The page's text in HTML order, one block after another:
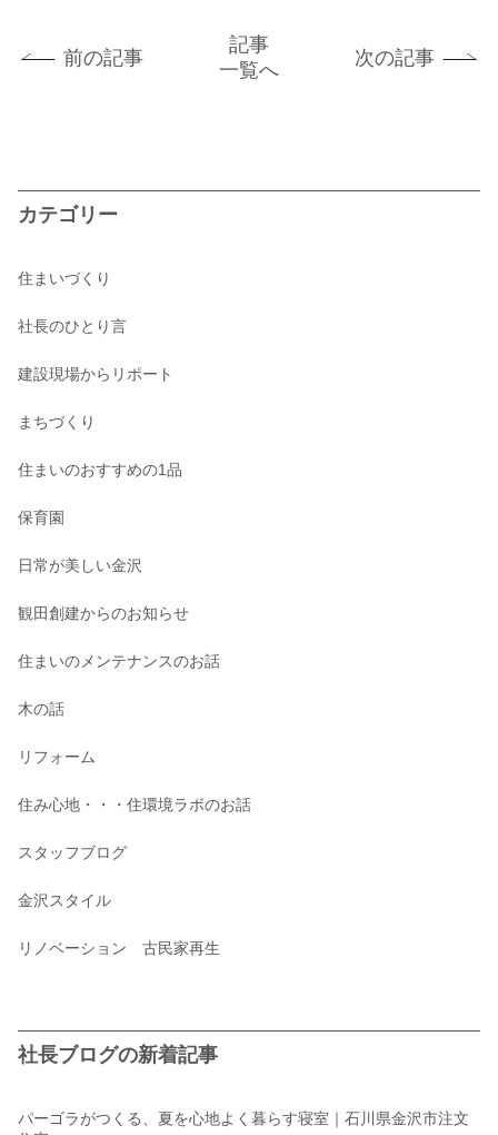
前の記事
記事
一覧へ
次の記事
カテゴリー
住まいづくり
社長のひとり言
建設現場からリポート
まちづくり
住まいのおすすめの1品
保育園
日常が美しい金沢
観田創建からのお知らせ
住まいのメンテナンスのお話
木の話
リフォーム
住み心地・・・住環境ラボのお話
スタッフブログ
金沢スタイル
リノベーション 古民家再生
社長ブログの新着記事
パーゴラがつくる、夏を心地よく暮らす寝室｜石川県金沢市注文